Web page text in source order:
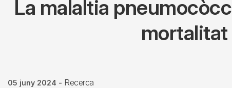
La malaltia
05 juny 2024 - Recerca